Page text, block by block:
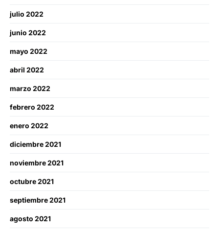
julio 2022
junio 2022
mayo 2022
abril 2022
marzo 2022
febrero 2022
enero 2022
diciembre 2021
noviembre 2021
octubre 2021
septiembre 2021
agosto 2021